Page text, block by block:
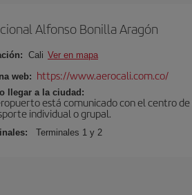
Alfonso Bonilla Aragón
Cali Ver en mapa
web: https://www.aerocali.com.co/
llegar a la ciudad:
está comunicado con el centro
individual o grupal.
Terminales 1 y 2